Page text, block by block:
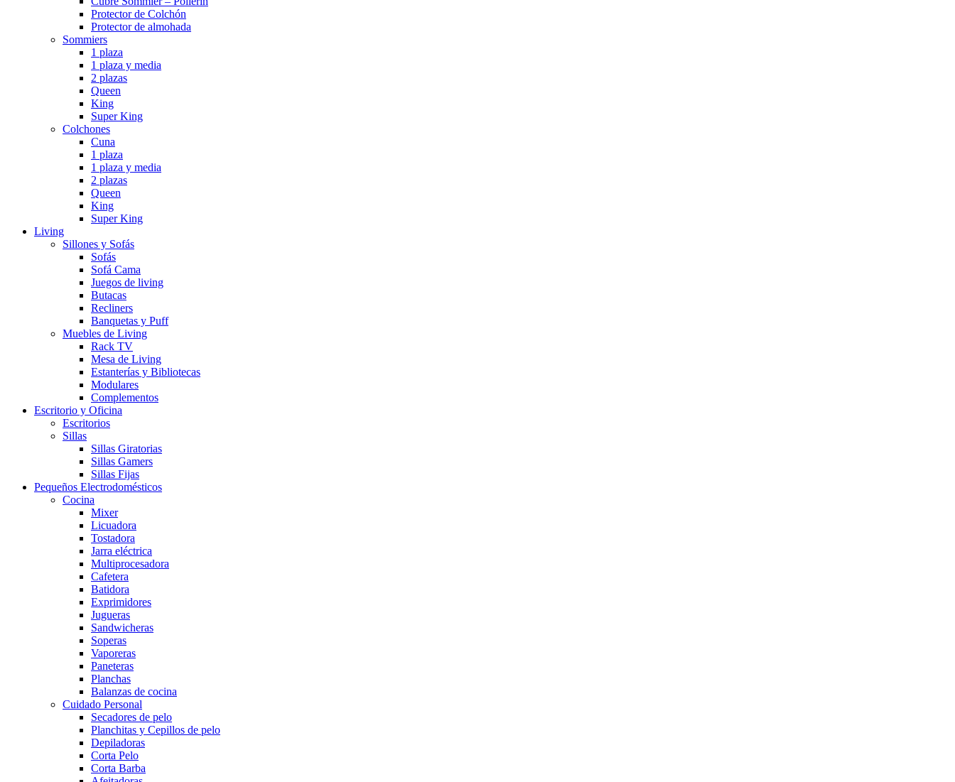
Protector de Colchón
Protector de almohada
Sommiers
1 plaza
1 plaza y media
2 plazas
Queen
King
Super King
Colchones
Cuna
1 plaza
1 plaza y media
2 plazas
Queen
King
Super King
Living
Sillones y Sofás
Sofás
Sofá Cama
Juegos de living
Butacas
Recliners
Banquetas y Puff
Muebles de Living
Rack TV
Mesa de Living
Estanterías y Bibliotecas
Modulares
Complementos
Escritorio y Oficina
Escritorios
Sillas
Sillas Giratorias
Sillas Gamers
Sillas Fijas
Pequeños Electrodomésticos
Cocina
Mixer
Licuadora
Tostadora
Jarra eléctrica
Multiprocesadora
Cafetera
Batidora
Exprimidores
Jugueras
Sandwicheras
Soperas
Vaporeras
Paneteras
Planchas
Balanzas de cocina
Cuidado Personal
Secadores de pelo
Planchitas y Cepillos de pelo
Depiladoras
Corta Pelo
Corta Barba